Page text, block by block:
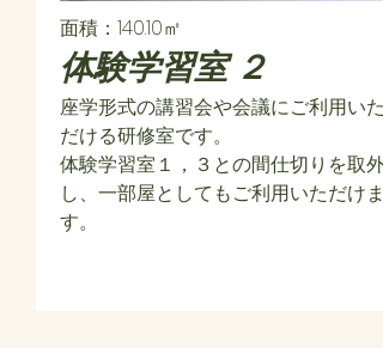
面積：140.10㎡
​体験学習室 ２
座学形式の講習会や会議にご利用いた
だける研修室です。
体験学習室１，３との間仕切りを取外
し、一部屋としてもご利用いただけま
す。